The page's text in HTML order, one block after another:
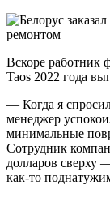
Вскоре работник
Taos 2022 года
— Когда я
менеджер
минимальные
Сотрудник
долларов сверху
как-то